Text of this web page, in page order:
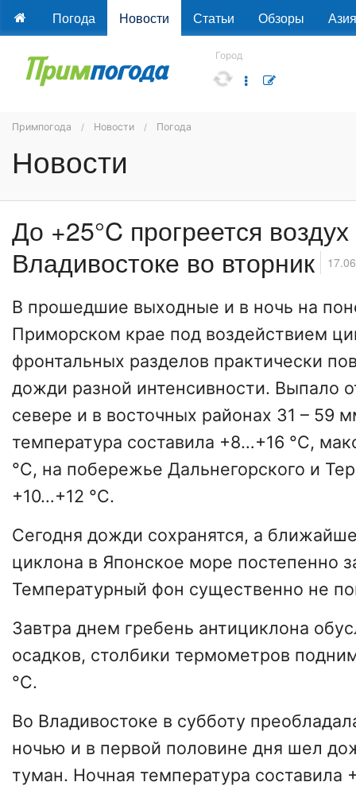
Погода Новости Статьи Обзоры Азия
Город
Примпогода Новости Погода
Новости
До +25°C прогреется
Владивостоке во вторник
В прошедшие выходные и в ночь на
Приморском крае под воздействием
фронтальных разделов практически
дожди разной интенсивности. Выпало
севере и в восточных районах 31 – 59
температура составила +8…+16 °C,
°C, на побережье Дальнегорского и
+10…+12 °C.
Сегодня дожди сохранятся, а
циклона в Японское море постепенно
Температурный фон существенно не
Завтра днем гребень антициклона
осадков, столбики термометров
°C.
Во Владивостоке в субботу
ночью и в первой половине дня шел
туман. Ночная температура составила